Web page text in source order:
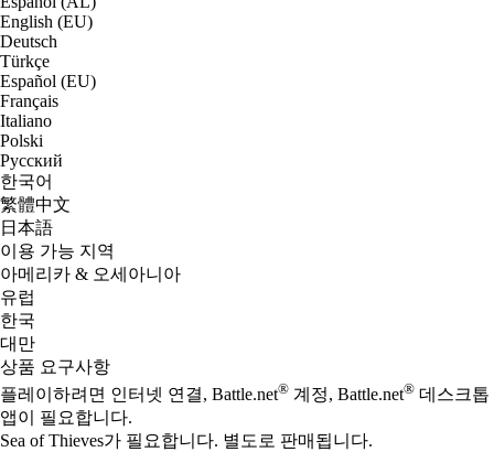
English (EU)
Deutsch
Türkçe
Español (EU)
Français
Italiano
Polski
Русский
한국어
繁體中文
日本語
이용 가능 지역
아메리카 & 오세아니아
유럽
한국
대만
상품 요구사항
플레이하려면 인터넷 연결, Battle.net® 계정, Battle.net® 데스크톱
앱이 필요합니다.
Sea of Thieves가 필요합니다. 별도로 판매됩니다.